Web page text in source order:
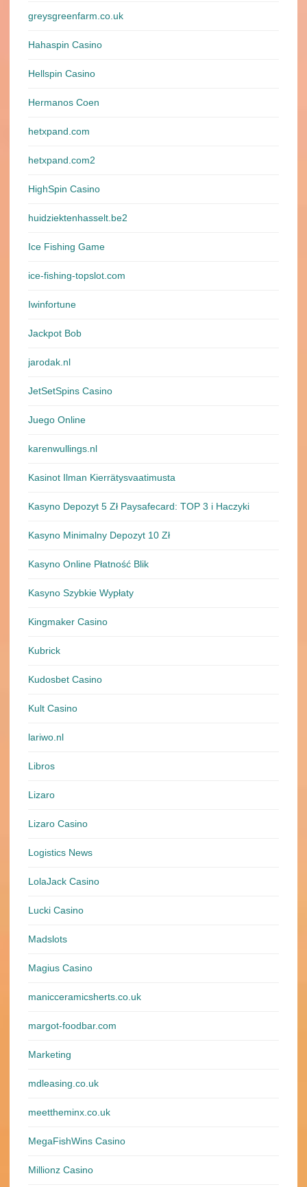
greysgreenfarm.co.uk
Hahaspin Casino
Hellspin Casino
Hermanos Coen
hetxpand.com
hetxpand.com2
HighSpin Casino
huidziektenhasselt.be2
Ice Fishing Game
ice-fishing-topslot.com
Iwinfortune
Jackpot Bob
jarodak.nl
JetSetSpins Casino
Juego Online
karenwullings.nl
Kasinot Ilman Kierrätysvaatimusta
Kasyno Depozyt 5 Zł Paysafecard: TOP 3 i Haczyki
Kasyno Minimalny Depozyt 10 Zł
Kasyno Online Płatność Blik
Kasyno Szybkie Wypłaty
Kingmaker Casino
Kubrick
Kudosbet Casino
Kult Casino
lariwo.nl
Libros
Lizaro
Lizaro Casino
Logistics News
LolaJack Casino
Lucki Casino
Madslots
Magius Casino
manicceramicsherts.co.uk
margot-foodbar.com
Marketing
mdleasing.co.uk
meettheminx.co.uk
MegaFishWins Casino
Millionz Casino